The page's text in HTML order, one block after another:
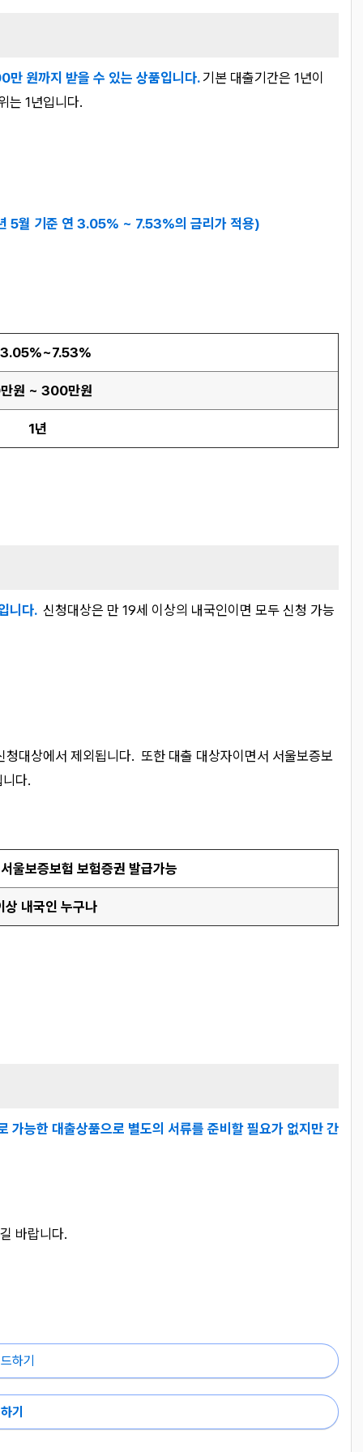
원까지 받을 수 있는 상품입니다. 기본 대출기간은 1년이
는 1년입니다.
5월 기준 연 3.05% ~ 7.53%의 금리가 적용)
원 ~ 300만원
1년
니다. 신청대상은 만 19세 이상의 내국인이면 모두 신청 가능
대상에서 제외됩니다. 또한 대출 대상자이면서 서울보증보
다.
울보증보험 보험증권 발급가능
상 내국인 누구나
가능한 대출상품으로 별도의 서류를 준비할 필요가 없지만 간
바랍니다.
하기
기